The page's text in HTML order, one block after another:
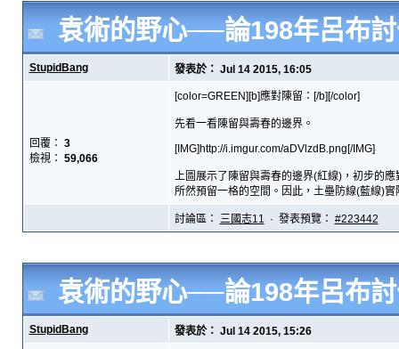
袁術的野心──論198年呂布
StupidBang 發表於： Jul 14 2015, 16:05
回覆： 3
檢視： 59,066
[color=GREEN][b]應對陳留：[/b][/color]
先看一看陳留與壽春的邊界。
[IMG]http://i.imgur.com/aDVlzdB.png[/IMG]
上圖展示了陳留與壽春的邊界(紅線)，初步的
所然預留一格的空間。因此，土壘防線(藍線)
討論區： 三國志11 · 發表預覽： #223442
袁術的野心──論198年呂布
StupidBang 發表於： Jul 14 2015, 15:26